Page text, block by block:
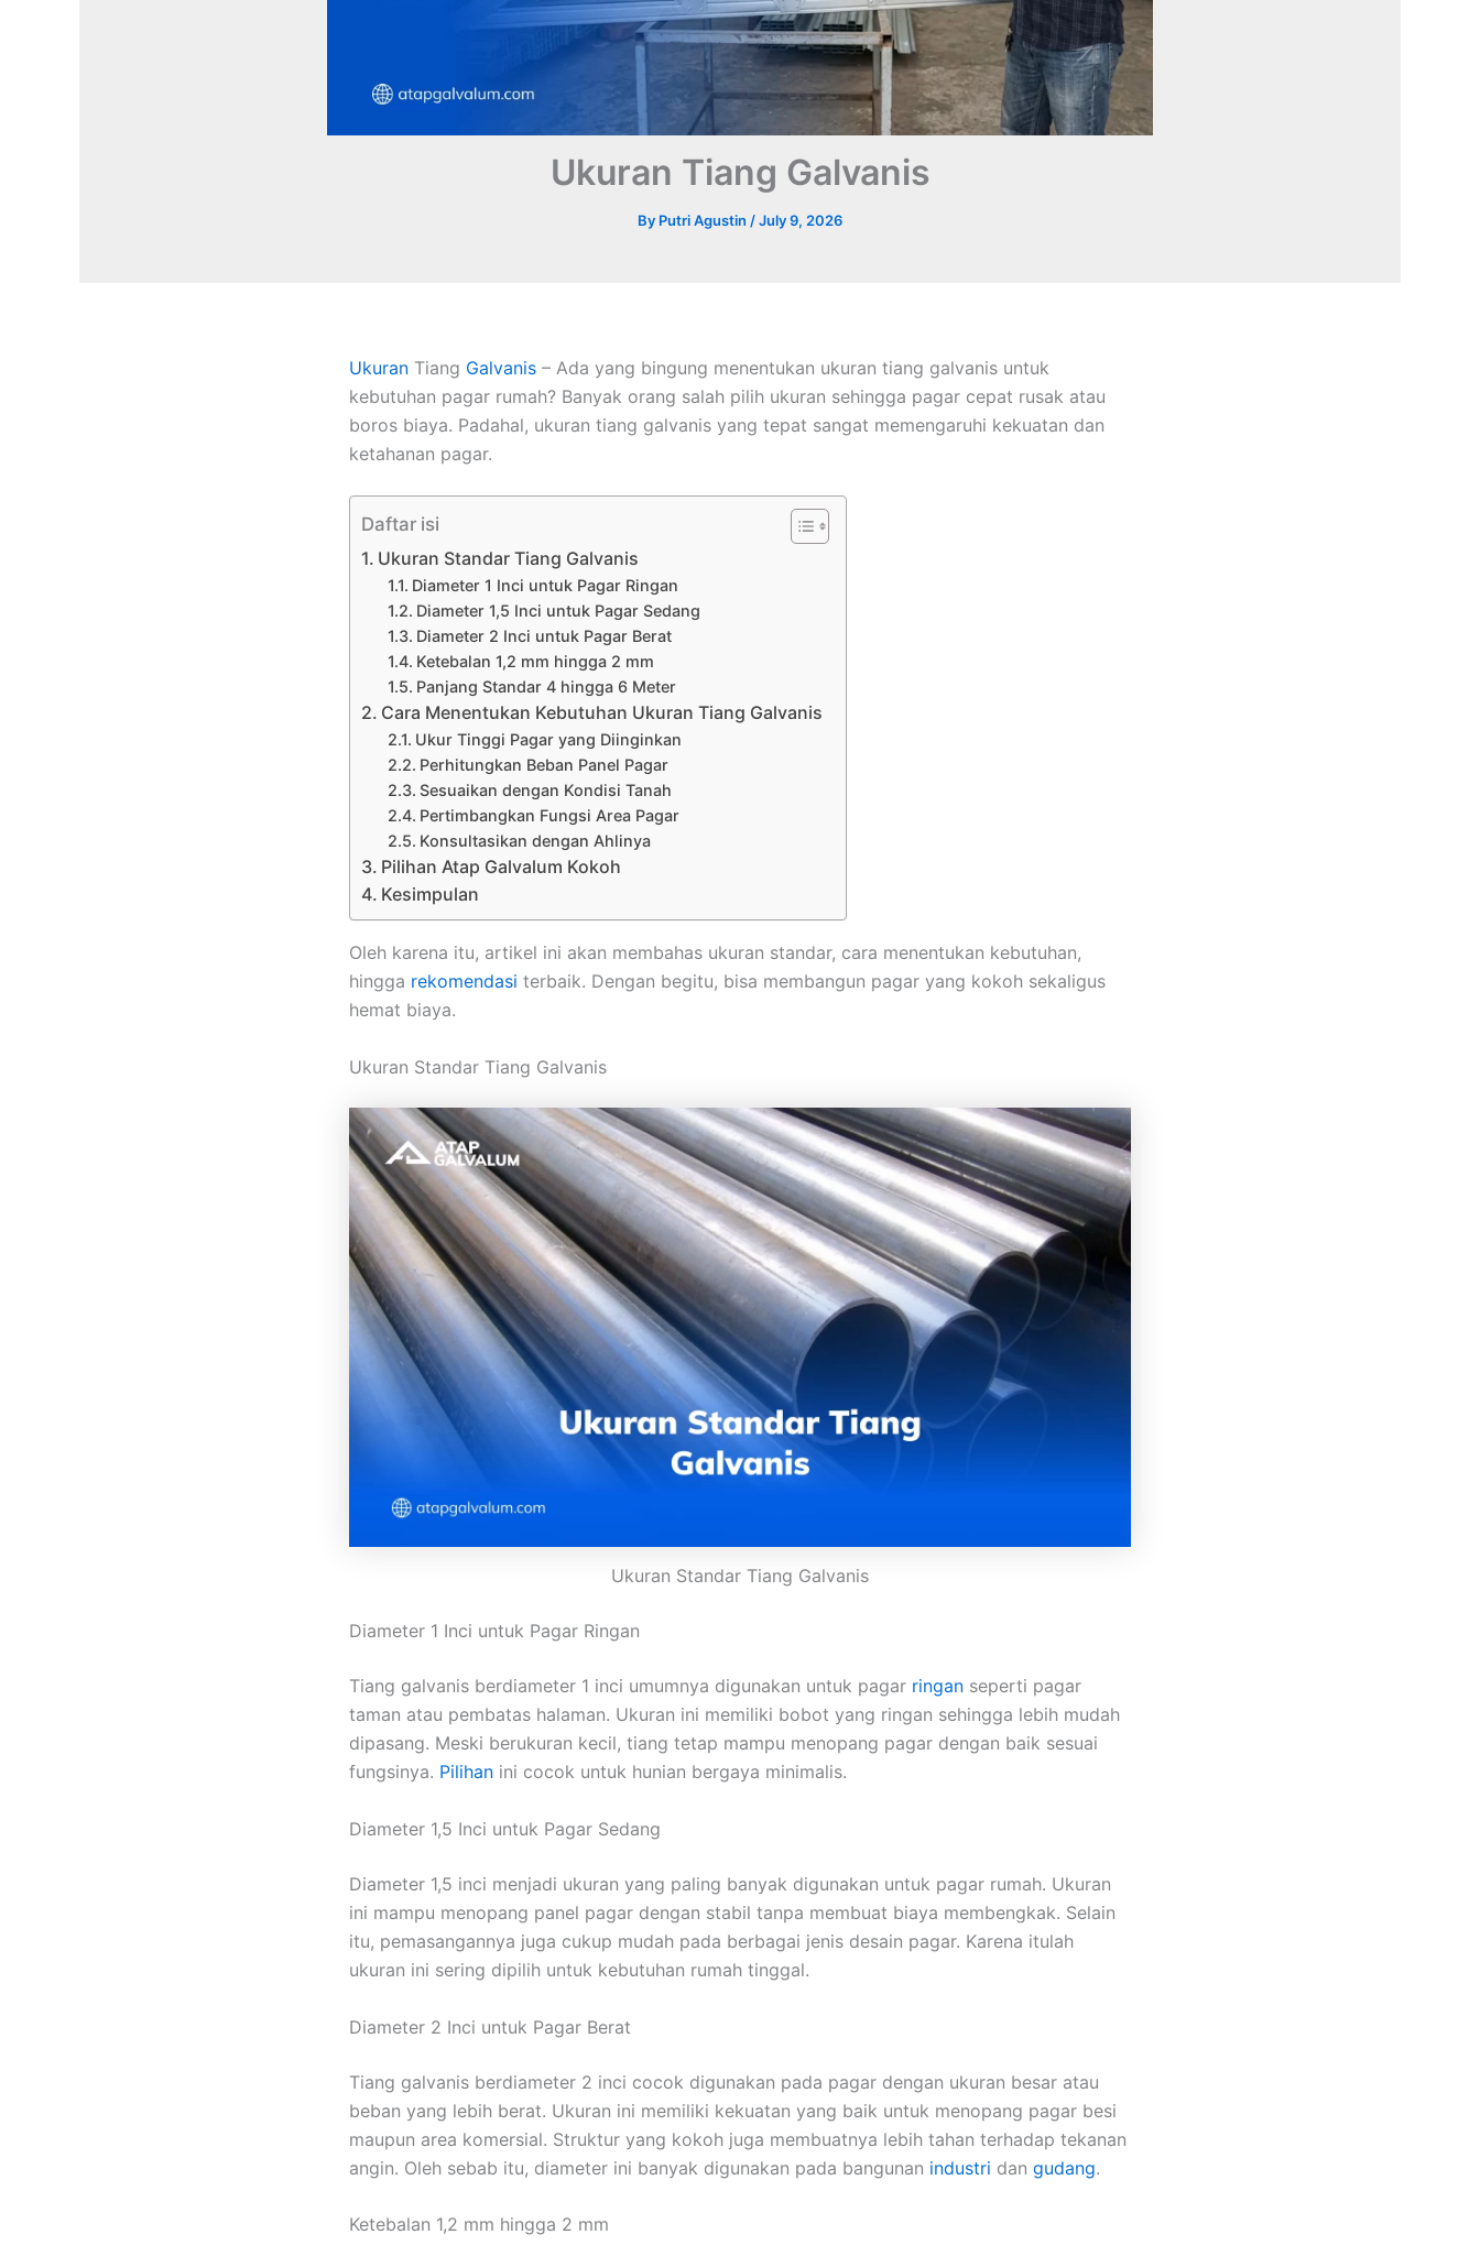
Ukuran Tiang Galvanis
By Putri Agustin /July 9, 2026
Ukuran Tiang Galvanis – Ada yang bingung menentukan ukuran tiang galvanis untuk
kebutuhan pagar rumah? Banyak orang salah pilih ukuran sehingga pagar cepat rusak atau
boros biaya. Padahal, ukuran tiang galvanis yang tepat sangat memengaruhi kekuatan dan
ketahanan pagar.
Daftar isi
Ukuran Standar Tiang Galvanis
Diameter 1 Inci untuk Pagar Ringan
Diameter 1,5 Inci untuk Pagar Sedang
Diameter 2 Inci untuk Pagar Berat
Ketebalan 1,2 mm hingga 2 mm
Panjang Standar 4 hingga 6 Meter
Cara Menentukan Kebutuhan Ukuran Tiang Galvanis
Ukur Tinggi Pagar yang Diinginkan
Perhitungkan Beban Panel Pagar
Sesuaikan dengan Kondisi Tanah
Pertimbangkan Fungsi Area Pagar
Konsultasikan dengan Ahlinya
Pilihan Atap Galvalum Kokoh
Kesimpulan
Oleh karena itu, artikel ini akan membahas ukuran standar, cara menentukan kebutuhan,
hingga rekomendasi terbaik. Dengan begitu, bisa membangun pagar yang kokoh sekaligus
hemat biaya.
Ukuran Standar Tiang Galvanis
Ukuran Standar Tiang Galvanis
Diameter 1 Inci untuk Pagar Ringan
Tiang galvanis berdiameter 1 inci umumnya digunakan untuk pagar ringan seperti pagar
taman atau pembatas halaman. Ukuran ini memiliki bobot yang ringan sehingga lebih mudah
dipasang. Meski berukuran kecil, tiang tetap mampu menopang pagar dengan baik sesuai
fungsinya. Pilihan ini cocok untuk hunian bergaya minimalis.
Diameter 1,5 Inci untuk Pagar Sedang
Diameter 1,5 inci menjadi ukuran yang paling banyak digunakan untuk pagar rumah. Ukuran
ini mampu menopang panel pagar dengan stabil tanpa membuat biaya membengkak. Selain
itu, pemasangannya juga cukup mudah pada berbagai jenis desain pagar. Karena itulah
ukuran ini sering dipilih untuk kebutuhan rumah tinggal.
Diameter 2 Inci untuk Pagar Berat
Tiang galvanis berdiameter 2 inci cocok digunakan pada pagar dengan ukuran besar atau
beban yang lebih berat. Ukuran ini memiliki kekuatan yang baik untuk menopang pagar besi
maupun area komersial. Struktur yang kokoh juga membuatnya lebih tahan terhadap tekanan
angin. Oleh sebab itu, diameter ini banyak digunakan pada bangunan industri dan gudang.
Ketebalan 1,2 mm hingga 2 mm